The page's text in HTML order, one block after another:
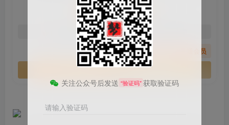
会员专属资源
免费 钻石会员
您暂无购买权限，请先开通会员
开通会员
关注公众号后发送 “验证码” 获取验证码
请输入验证码